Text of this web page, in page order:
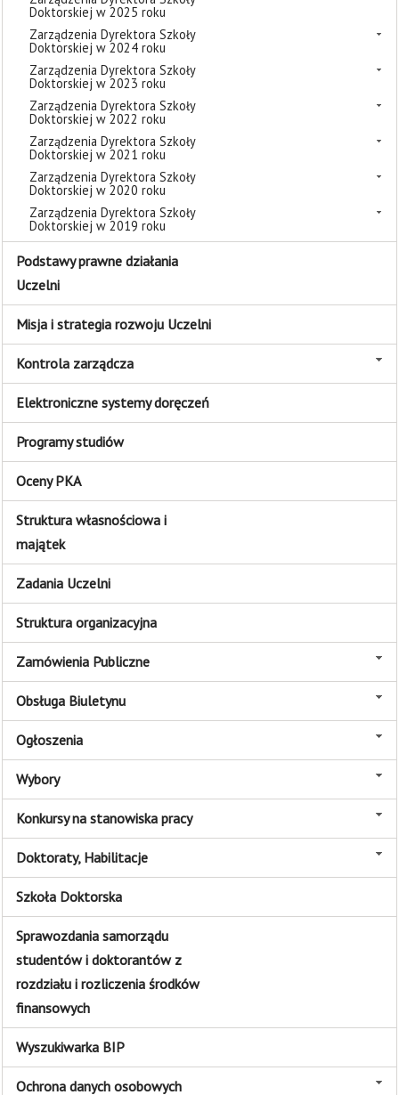
Doktorskiej w 2025 roku
Zarządzenia Dyrektora Szkoły
Doktorskiej w 2024 roku
Zarządzenia Dyrektora Szkoły
Doktorskiej w 2023 roku
Zarządzenia Dyrektora Szkoły
Doktorskiej w 2022 roku
Zarządzenia Dyrektora Szkoły
Doktorskiej w 2021 roku
Zarządzenia Dyrektora Szkoły
Doktorskiej w 2020 roku
Zarządzenia Dyrektora Szkoły
Doktorskiej w 2019 roku
Podstawy prawne działania
Uczelni
Misja i strategia rozwoju Uczelni
Kontrola zarządcza
Elektroniczne systemy doręczeń
Programy studiów
Oceny PKA
Struktura własnościowa i
majątek
Zadania Uczelni
Struktura organizacyjna
Zamówienia Publiczne
Obsługa Biuletynu
Ogłoszenia
Wybory
Konkursy na stanowiska pracy
Doktoraty, Habilitacje
Szkoła Doktorska
Sprawozdania samorządu
studentów i doktorantów z
rozdziału i rozliczenia środków
finansowych
Wyszukiwarka BIP
Ochrona danych osobowych